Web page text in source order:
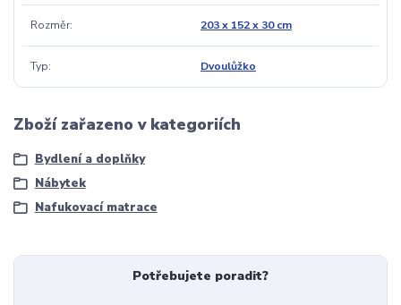
Rozměr 203 x 152 x 30 cm
Typ Dvoulůžko
Zboží zařazeno v kategoriích
Bydlení a doplňky
Nábytek
Nafukovací matrace
Potřebujete poradit?